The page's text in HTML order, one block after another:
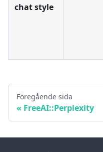
chat style
Föregående sida
FreeAI::Perplexity